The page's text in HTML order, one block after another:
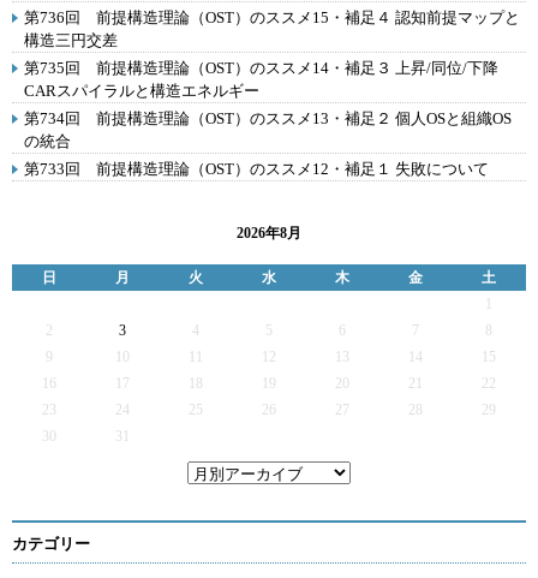
第736回 前提構造理論（OST）のススメ15・補足４ 認知前提マップと
構造三円交差
第735回 前提構造理論（OST）のススメ14・補足３ 上昇/同位/下降
CARスパイラルと構造エネルギー
第734回 前提構造理論（OST）のススメ13・補足２ 個人OSと組織OS
の統合
第733回 前提構造理論（OST）のススメ12・補足１ 失敗について
2026年8月
日 月 火 水 木 金
土
2
3 4 5 6 7
9
12 13 14
15
16
17 19 20 21
22
23
24 25 26 27 28
29
30
31
カテゴリー